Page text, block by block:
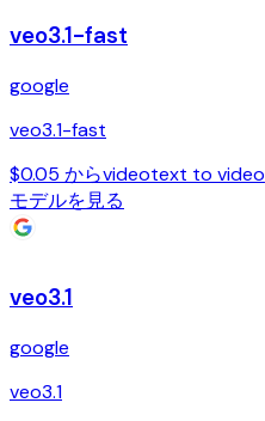
veo3.1-fast
google
veo3.1-fast
$0.05 からvideotext to video
モデルを見る
veo3.1
google
veo3.1